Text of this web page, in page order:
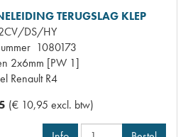
TERUGSLAG KLEP
DS/HY
1080173
2x6mm [PW 1]
Renault R4
(€ 10,95 excl. btw)